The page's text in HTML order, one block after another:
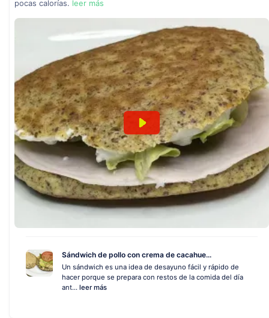
pocas calorías. leer más
Sándwich de pollo con crema de cacahue...
Un sándwich es una idea de desayuno fácil y rápido de
hacer porque se prepara con restos de la comida del día
ant... leer más